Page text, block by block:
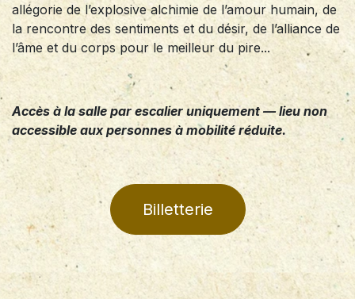
allégorie de l’explosive alchimie de l’amour humain, de
la rencontre des sentiments et du désir, de l’alliance de
l’âme et du corps pour le meilleur du pire...
Accès à la salle par escalier uniquement — lieu non
accessible aux personnes à mobilité réduite.
Billetterie